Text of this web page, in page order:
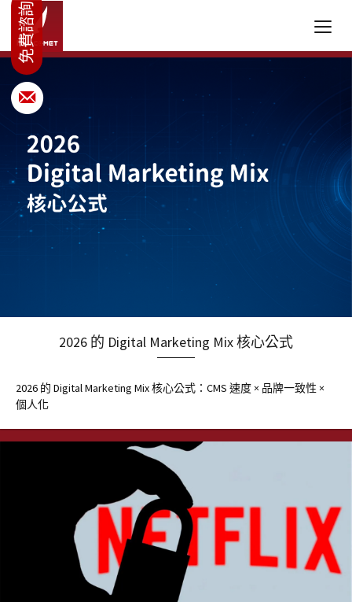
2026 的 Digital Marketing Mix 核心公式
2026 的 Digital Marketing Mix 核心公式：CMS 速度 × 品牌一致性 ×
個人化